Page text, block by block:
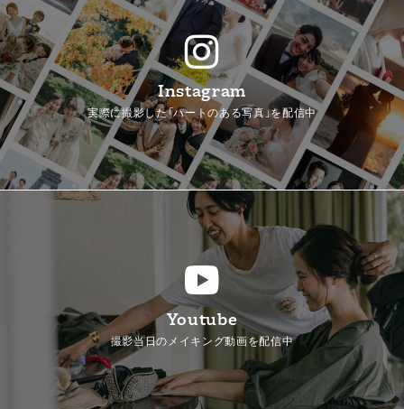
Instagram
実際に撮影した「ハートのある写真」を配信中
Youtube
撮影当日のメイキング動画を配信中